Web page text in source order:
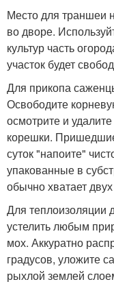
Место для траншеи
во дворе.
культур часть
участок будет
Для прикопа
Освободите
осмотрите и
корешки.
суток "напоите"
упакованные в
обычно хватает
Для теплоизоляции
устелить любым
мох. Аккуратно
градусов, уложите
рыхлой землей